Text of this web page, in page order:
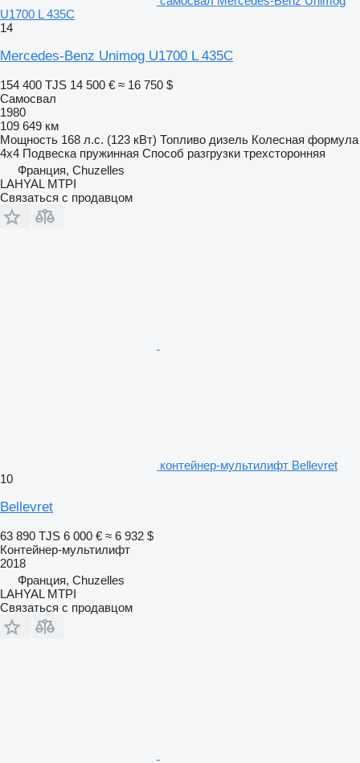
U1700 L 435C
14
Mercedes-Benz Unimog U1700 L 435C
154 400 TJS 14 500 € ≈ 16 750 $
Самосвал
1980
109 649 км
Мощность 168 л.с. (123 кВт) Топливо дизель Колесная формула
4x4 Подвеска пружинная Способ разгрузки трехсторонняя
Франция, Chuzelles
LAHYAL MTPI
Связаться с продавцом
контейнер-мультилифт Bellevret
10
Bellevret
63 890 TJS 6 000 € ≈ 6 932 $
Контейнер-мультилифт
2018
Франция, Chuzelles
LAHYAL MTPI
Связаться с продавцом